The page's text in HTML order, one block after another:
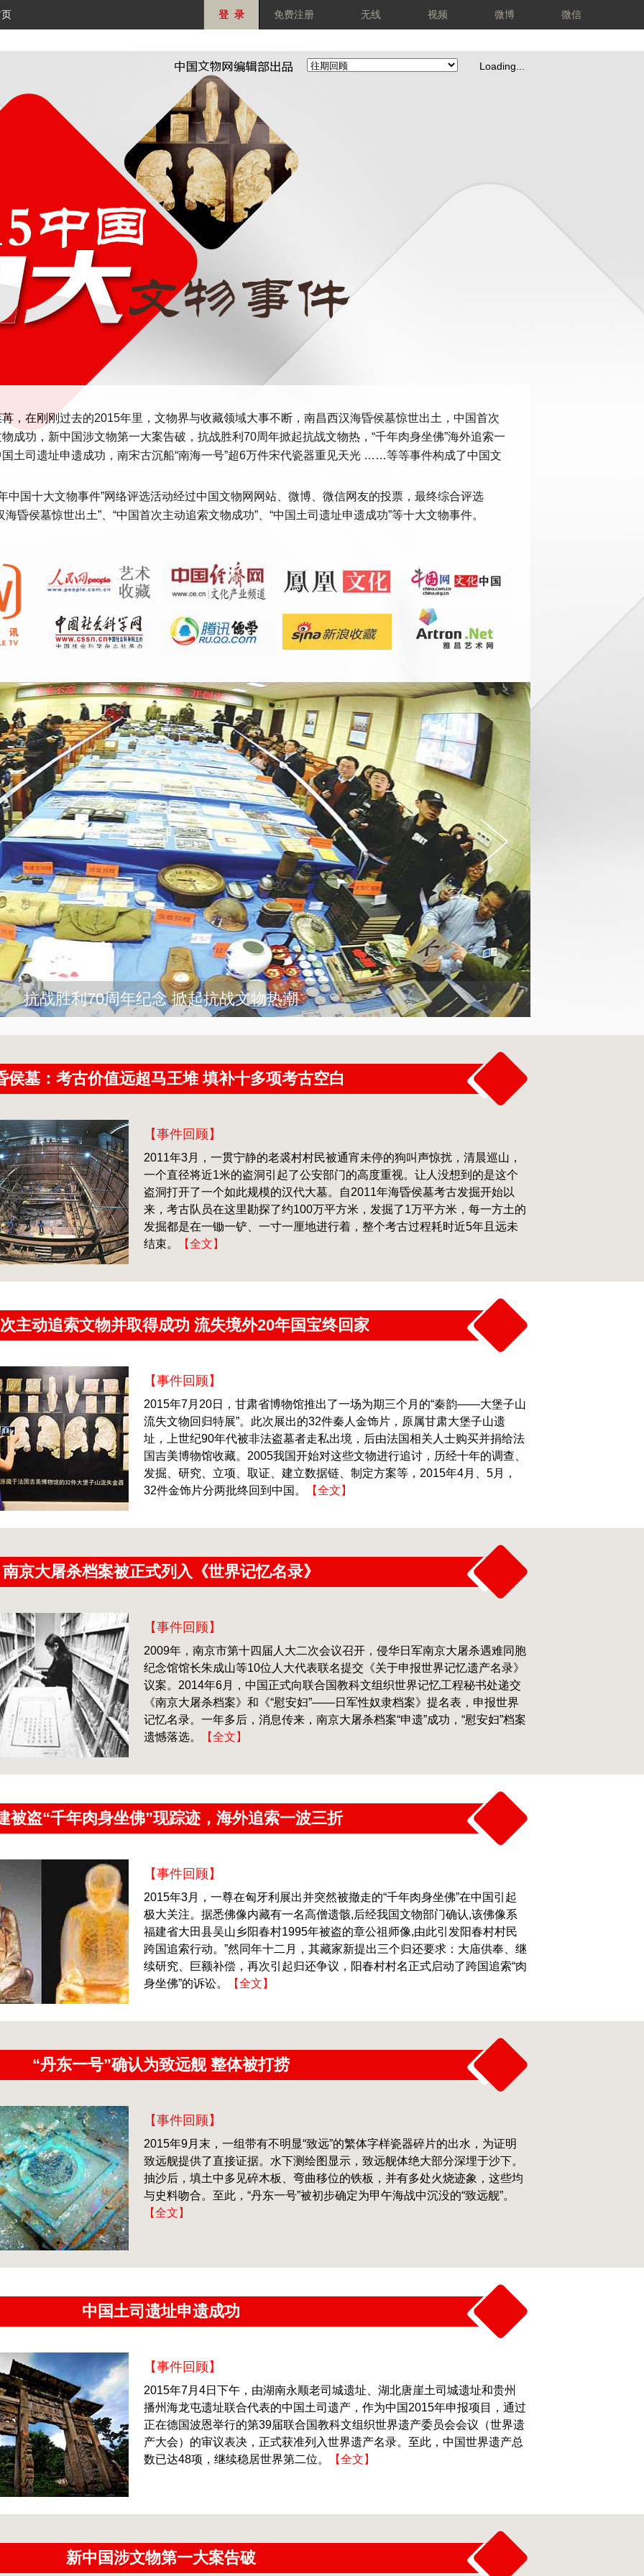
登 录 免费注册 无线 视频 微博 微信
Loading...
，在刚刚过去的2015年里，文物界与收藏领域大事不断，南昌西汉海昏侯墓惊世出土，中国首次
成功，新中国涉文物第一大案告破，抗战胜利70周年掀起抗战文物热，“千年肉身坐佛”海外追索一
土司遗址申遗成功，南宋古沉船“南海一号”超6万件宋代瓷器重见天光 ……等等事件构成了中国文
中国十大文物事件”网络评选活动经过中国文物网网站、微博、微信网友的投票，最终综合评选
海昏侯墓惊世出土”、“中国首次主动追索文物成功”、“中国土司遗址申遗成功”等十大文物事件。
抗战胜利70周年纪念 掀起抗战文物热潮
侯墓：考古价值远超马王堆 填补十多项考古空白
【事件回顾】
2011年3月，一贯宁静的老裘村村民被通宵未停的狗叫声惊扰，清晨巡山，
一个直径将近1米的盗洞引起了公安部门的高度重视。让人没想到的是这个
盗洞打开了一个如此规模的汉代大墓。自2011年海昏侯墓考古发掘开始以
来，考古队员在这里勘探了约100万平方米，发掘了1万平方米，每一方土的
发掘都是在一锄一铲、一寸一厘地进行着，整个考古过程耗时近5年且远未
结束。
【全文】
主动追索文物并取得成功 流失境外20年国宝终回家
【事件回顾】
2015年7月20日，甘肃省博物馆推出了一场为期三个月的“秦韵——大堡子山
流失文物回归特展”。此次展出的32件秦人金饰片，原属甘肃大堡子山遗
址，上世纪90年代被非法盗墓者走私出境，后由法国相关人士购买并捐给法
国吉美博物馆收藏。2005我国开始对这些文物进行追讨，历经十年的调查、
发掘、研究、立项、取证、建立数据链、制定方案等，2015年4月、5月，
32件金饰片分两批终回到中国。
【全文】
南京大屠杀档案被正式列入《世界记忆名录》
【事件回顾】
2009年，南京市第十四届人大二次会议召开，侵华日军南京大屠杀遇难同胞
纪念馆馆长朱成山等10位人大代表联名提交《关于申报世界记忆遗产名录》
议案。2014年6月，中国正式向联合国教科文组织世界记忆工程秘书处递交
《南京大屠杀档案》和《“慰安妇”——日军性奴隶档案》提名表，申报世界
记忆名录。一年多后，消息传来，南京大屠杀档案“申遗”成功，“慰安妇”档案
遗憾落选。
【全文】
被盗“千年肉身坐佛”现踪迹，海外追索一波三折
【事件回顾】
2015年3月，一尊在匈牙利展出并突然被撤走的“千年肉身坐佛”在中国引起
极大关注。据悉佛像内藏有一名高僧遗骸,后经我国文物部门确认,该佛像系
福建省大田县吴山乡阳春村1995年被盗的章公祖师像,由此引发阳春村村民
跨国追索行动。”然同年十二月，其藏家新提出三个归还要求：大庙供奉、继
续研究、巨额补偿，再次引起归还争议，阳春村村名正式启动了跨国追索“肉
身坐佛”的诉讼。
【全文】
“丹东一号”确认为致远舰 整体被打捞
【事件回顾】
2015年9月末，一组带有不明显“致远”的繁体字样瓷器碎片的出水，为证明
致远舰提供了直接证据。水下测绘图显示，致远舰体绝大部分深埋于沙下。
抽沙后，填土中多见碎木板、弯曲移位的铁板，并有多处火烧迹象，这些均
与史料吻合。至此，“丹东一号”被初步确定为甲午海战中沉没的“致远舰”。
【全文】
中国土司遗址申遗成功
【事件回顾】
2015年7月4日下午，由湖南永顺老司城遗址、湖北唐崖土司城遗址和贵州
播州海龙屯遗址联合代表的中国土司遗产，作为中国2015年申报项目，通过
正在德国波恩举行的第39届联合国教科文组织世界遗产委员会会议（世界遗
产大会）的审议表决，正式获准列入世界遗产名录。至此，中国世界遗产总
数已达48项，继续稳居世界第二位。
【全文】
新中国涉文物第一大案告破